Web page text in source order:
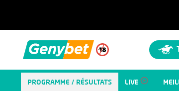
PROGRAMME / RÉSULTATS LIVE